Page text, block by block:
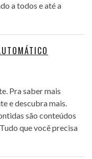
a todos e até a
Pra saber mais
e descubra mais.
são conteúdos
que você precisa